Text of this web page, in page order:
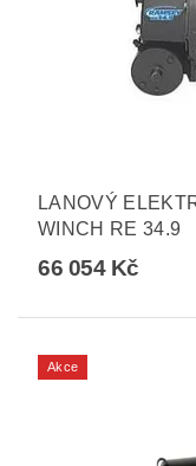
LANOVÝ
WINCH RE 34.9
66 054 Kč
Akce